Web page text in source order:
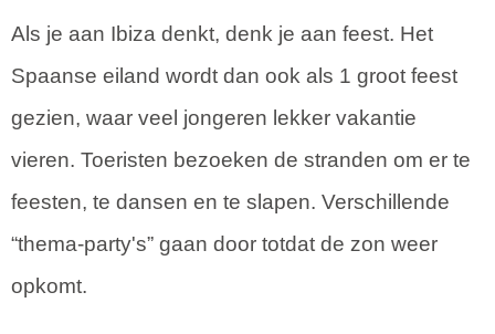
Als je aan Ibiza denkt, denk je aan feest. Het
Spaanse eiland wordt dan ook als 1 groot feest
gezien, waar veel jongeren lekker vakantie
vieren. Toeristen bezoeken de stranden om er te
feesten, te dansen en te slapen. Verschillende
“thema-party's” gaan door totdat de zon weer
opkomt.